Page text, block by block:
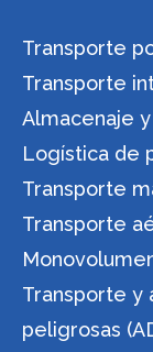
Transporte
Transporte
Almacenaje
Logística de
Transporte
Transporte
Transporte y
peligrosas